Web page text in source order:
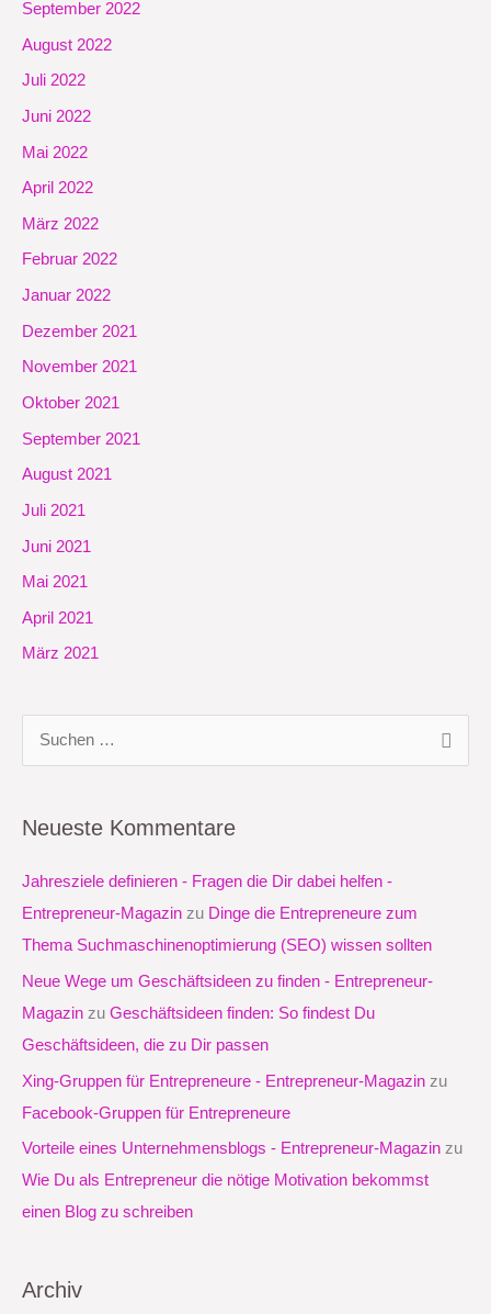
September 2022
August 2022
Juli 2022
Juni 2022
Mai 2022
April 2022
März 2022
Februar 2022
Januar 2022
Dezember 2021
November 2021
Oktober 2021
September 2021
August 2021
Juli 2021
Juni 2021
Mai 2021
April 2021
März 2021
h
e
n
n
Neueste Kommentare
Jahresziele definieren - Fragen die Dir dabei helfen -
Entrepreneur-Magazin zu Dinge die Entrepreneure zum
Thema Suchmaschinenoptimierung (SEO) wissen sollten
Neue Wege um Geschäftsideen zu finden - Entrepreneur-
Magazin zu Geschäftsideen finden: So findest Du
Geschäftsideen, die zu Dir passen
Xing-Gruppen für Entrepreneure - Entrepreneur-Magazin zu
Facebook-Gruppen für Entrepreneure
Vorteile eines Unternehmensblogs - Entrepreneur-Magazin zu
Wie Du als Entrepreneur die nötige Motivation bekommst
einen Blog zu schreiben
Archiv